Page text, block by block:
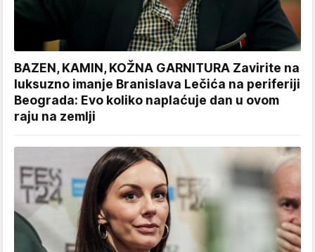
BAZEN, KAMIN, KOŽNA GARNITURA Zavirite na
luksuzno imanje Branislava Lečića na periferiji
Beograda: Evo koliko naplaćuje dan u ovom
raju na zemlji